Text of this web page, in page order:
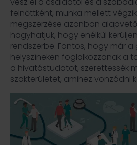
felnőttként, munka mellett
megszerzése azonban
hagyhatjuk, hogy enélkül
rendszerbe. Fontos, hogy már a
helyszíneken foglalkozzanak a
a hivatástudatot, szerettessék
szakterületet, amihez vonzódni